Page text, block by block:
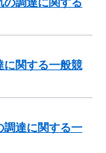
に関する一般競
調達に関する一